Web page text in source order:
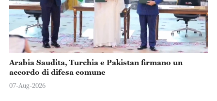
Arabia Saudita, Turchia e Pakistan firmano un
accordo di difesa comune
07-Aug-2026